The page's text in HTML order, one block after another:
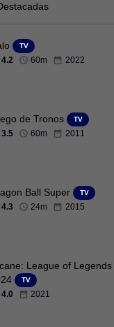
TV
4.2 60m 2022
de Tronos TV
3.5 60m 2011
Ball Super TV
4.3 24m 2015
League of Legends
TV
4.0 2021